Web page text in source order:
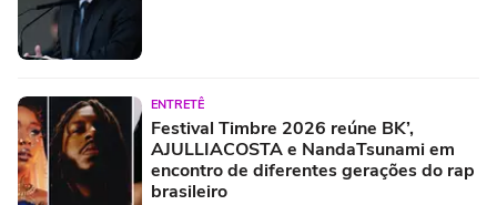
ENTRETÊ
Festival Timbre 2026 reúne BK’,
AJULLIACOSTA e NandaTsunami em
encontro de diferentes gerações do rap
brasileiro